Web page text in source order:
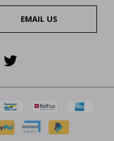
EMAIL US